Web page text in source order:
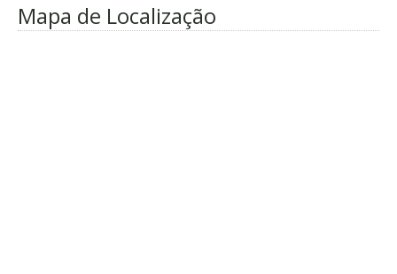
Mapa de Localização